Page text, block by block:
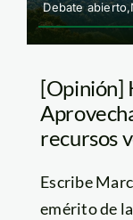
Debate
[Opinión]
recursos
Escribe
emérito de